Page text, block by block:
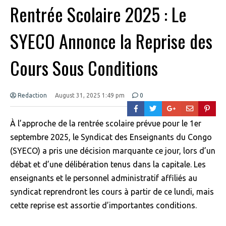
Rentrée Scolaire 2025 : Le
SYECO Annonce la Reprise des
Cours Sous Conditions
Redaction August 31, 2025 1:49 pm 0
À l’approche de la rentrée scolaire prévue pour le 1er
septembre 2025, le Syndicat des Enseignants du Congo
(SYECO) a pris une décision marquante ce jour, lors d’un
débat et d’une délibération tenus dans la capitale. Les
enseignants et le personnel administratif affiliés au
syndicat reprendront les cours à partir de ce lundi, mais
cette reprise est assortie d’importantes conditions.